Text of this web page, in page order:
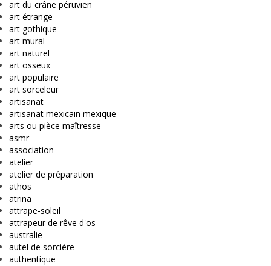
art du crâne péruvien
art étrange
art gothique
art mural
art naturel
art osseux
art populaire
art sorceleur
artisanat
artisanat mexicain mexique
arts ou pièce maîtresse
asmr
association
atelier
atelier de préparation
athos
atrina
attrape-soleil
attrapeur de rêve d'os
australie
autel de sorcière
authentique